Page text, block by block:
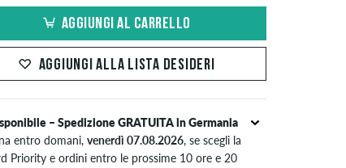
AGGIUNGI AL CARRELLO
AGGIUNGI ALLA LISTA DESIDERI
– Spedizione GRATUITA in Germania
entro domani,venerdì 07.08.2026, se scegli la
Priority e ordini entro le prossime 10 ore e 20